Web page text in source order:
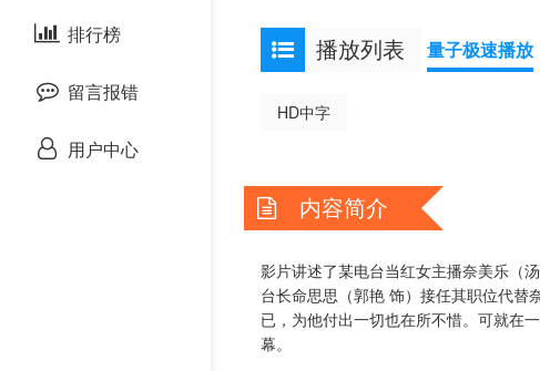
泰国剧
欧美综艺
欧美动漫
排行榜
留言报错
用户中心
播放列表 量子极速播放
HD中字
内容简介
影片讲述了某电台当红女主播奈美乐（
台长命思思（郭艳 饰）接任其职位代替
已，为他付出一切也在所不惜。可就在
幕。